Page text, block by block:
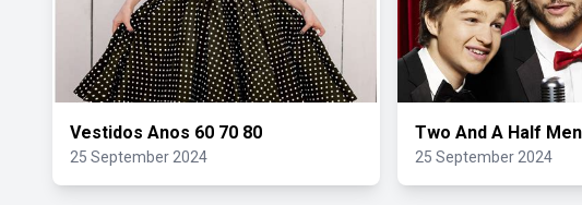
Vestidos Anos 60 70 80
25 September 2024
Two And A Half
25 September 2024